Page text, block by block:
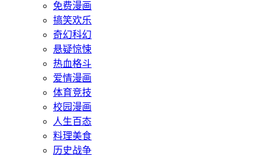
免费漫画
搞笑欢乐
奇幻科幻
悬疑惊悚
热血格斗
爱情漫画
体育竞技
校园漫画
人生百态
料理美食
历史战争